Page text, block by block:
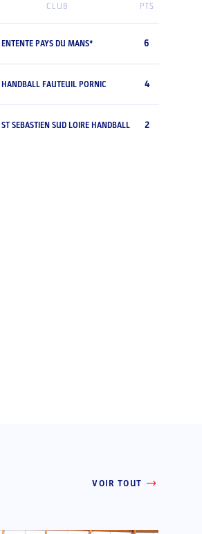
CLUB PTS
ENTENTE PAYS DU MANS* 6
HANDBALL FAUTEUIL PORNIC 4
ST SEBASTIEN SUD LOIRE HANDBALL 2
VOIR TOUT